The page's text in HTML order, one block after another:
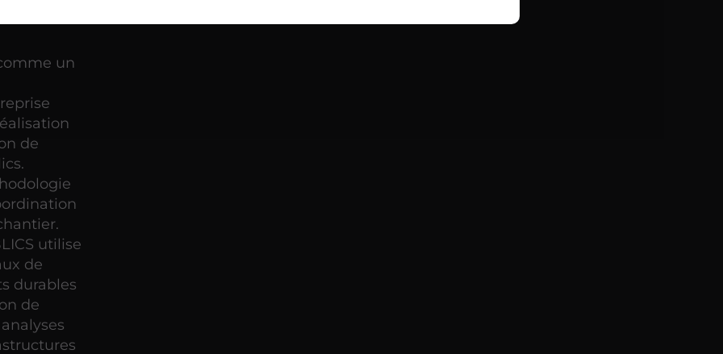
un
de
utilise
de
durables
de